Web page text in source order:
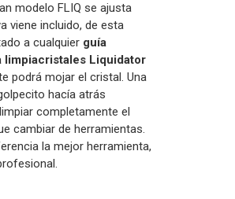
modelo FLIQ se ajusta
viene incluido, de esta
a cualquier guía
limpiacristales Liquidator
podrá mojar el cristal. Una
hacía atrás
completamente el
cambiar de herramientas.
la mejor herramienta,